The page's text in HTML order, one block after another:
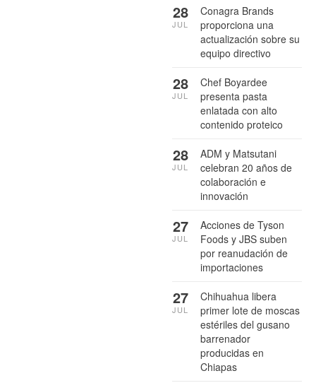
Conagra Brands
proporciona una
actualización sobre su
equipo directivo
28
JUL
Chef Boyardee
presenta pasta
enlatada con alto
contenido proteico
28
JUL
ADM y Matsutani
celebran 20 años de
colaboración e
innovación
28
JUL
Acciones de Tyson
Foods y JBS suben
por reanudación de
importaciones
27
JUL
Chihuahua libera
primer lote de moscas
estériles del gusano
barrenador
producidas en
Chiapas
27
JUL